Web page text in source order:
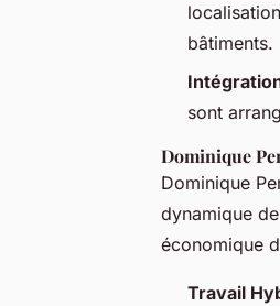
bâtiments.
sont
Dominique
Dominique
dynamique
économique
Travail